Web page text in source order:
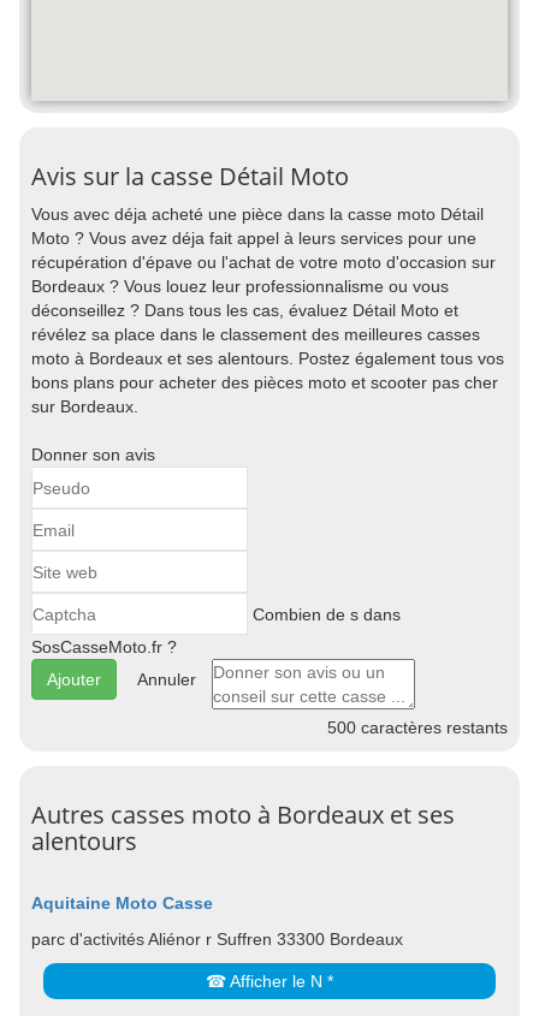
Avis sur la casse Détail Moto
Vous avec déja acheté une pièce dans la casse moto Détail
Moto ? Vous avez déja fait appel à leurs services pour une
récupération d'épave ou l'achat de votre moto d'occasion sur
Bordeaux ? Vous louez leur professionnalisme ou vous
déconseillez ? Dans tous les cas, évaluez Détail Moto et
révélez sa place dans le classement des meilleures casses
moto à Bordeaux et ses alentours. Postez également tous vos
bons plans pour acheter des pièces moto et scooter pas cher
sur Bordeaux.
Donner son avis
Combien de s dans
SosCasseMoto.fr ?
Annuler
500 caractères restants
Autres casses moto à Bordeaux et ses
alentours
Aquitaine Moto Casse
parc d'activités Aliénor r Suffren 33300 Bordeaux
☎ Afficher le N *